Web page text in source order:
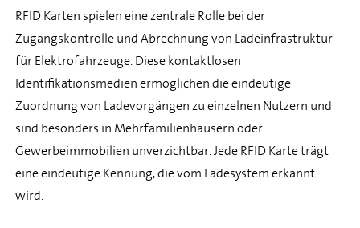
RFID Karten spielen eine zentrale Rolle bei der
Zugangskontrolle und Abrechnung von Ladeinfrastruktur
für Elektrofahrzeuge. Diese kontaktlosen
Identifikationsmedien ermöglichen die eindeutige
Zuordnung von Ladevorgängen zu einzelnen Nutzern und
sind besonders in Mehrfamilienhäusern oder
Gewerbeimmobilien unverzichtbar. Jede RFID Karte trägt
eine eindeutige Kennung, die vom Ladesystem erkannt
wird.